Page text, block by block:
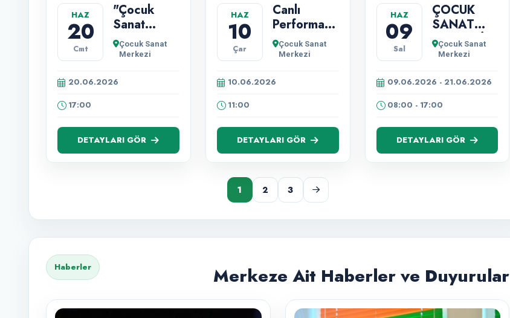
HAZ
20
Cmt
"Çocuk
Sanat
Merkezi
Babalar
Özel"
Çocuk Sanat
Merkezi
20.06.2026
17:00
DETAYLARI GÖR
HAZ
10
Çar
Canlı
Performans
Resim
Yarışması
Töreni
Çocuk Sanat
Merkezi
10.06.2026
11:00
DETAYLARI GÖR
HAZ
09
Sal
ÇOCUK
SANAT
MERKEZİ
MÜZİK
Çocuk Sanat
Merkezi
09.06.2026 - 21.06.2026
08:00 - 17:00
DETAYLARI GÖR
1 2 3
Haberler Merkeze Ait Haberler ve Duyurular